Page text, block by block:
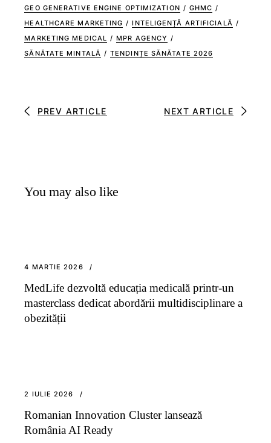
GEO GENERATIVE ENGINE OPTIMIZATION / GHMC /
HEALTHCARE MARKETING / INTELIGENȚĂ ARTIFICIALĂ /
MARKETING MEDICAL / MPR AGENCY /
SĂNĂTATE MINTALĂ / TENDINȚE SĂNĂTATE 2026
PREV ARTICLE NEXT ARTICLE
You may also like
4 MARTIE 2026
MedLife dezvoltă educația medicală printr-un
masterclass dedicat abordării multidisciplinare a
obezității
2 IULIE 2026
Romanian Innovation Cluster lansează
România AI Ready